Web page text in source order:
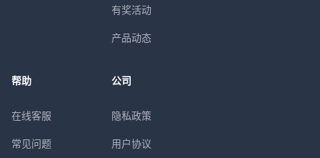
有奖活动
产品动态
帮助
在线客服
常见问题
公司
隐私政策
用户协议